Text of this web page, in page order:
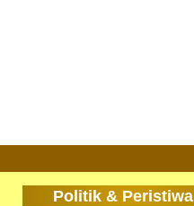
Politik & Peristiwa